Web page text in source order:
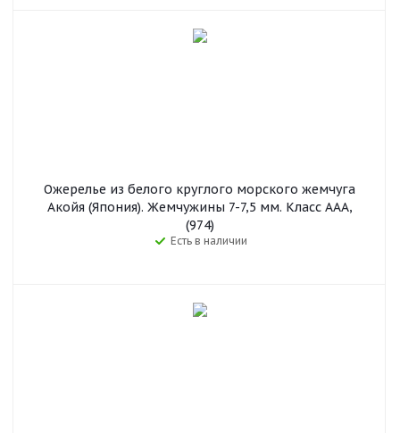
Ожерелье из белого круглого морского жемчуга
Акойя (Япония). Жемчужины 7-7,5 мм. Класс ААА,
(974)
Есть в наличии